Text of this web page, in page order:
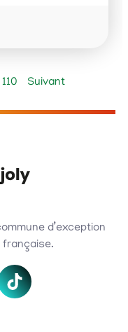
110 Suivant
d’exception